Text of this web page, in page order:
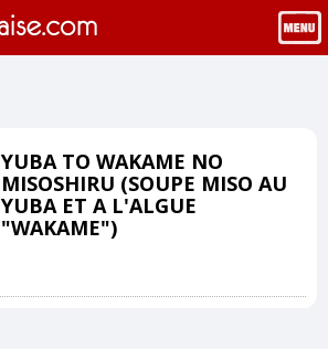
YUBA TO WAKAME NO
MISOSHIRU (SOUPE MISO AU
YUBA ET A L'ALGUE
"WAKAME")